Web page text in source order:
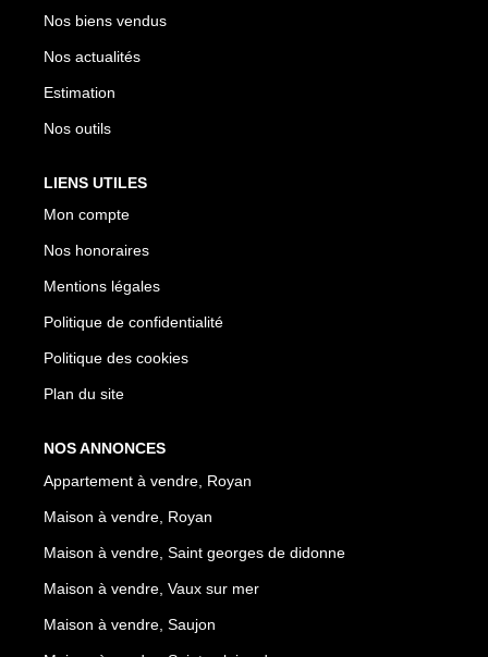
Nos biens vendus
Nos actualités
Estimation
Nos outils
LIENS UTILES
Mon compte
Nos honoraires
Mentions légales
Politique de confidentialité
Politique des cookies
Plan du site
NOS ANNONCES
Appartement à vendre, Royan
Maison à vendre, Royan
Maison à vendre, Saint georges de didonne
Maison à vendre, Vaux sur mer
Maison à vendre, Saujon